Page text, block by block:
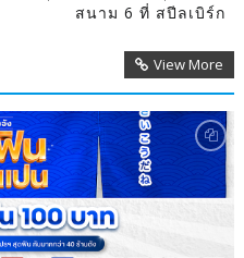
สนาม 6 ที่ สปีลเบิร์ก
View More